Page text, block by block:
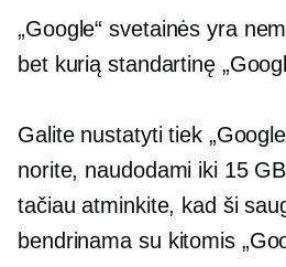
„Google“ svetainės yra
bet kurią standartinę
Galite nustatyti tiek
norite, naudodami iki 15
tačiau atminkite, kad ši
bendrinama su kitomis